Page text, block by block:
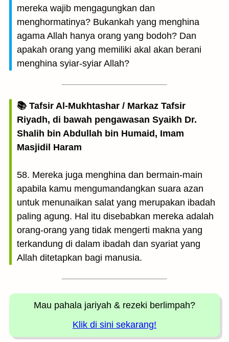
mereka wajib mengagungkan dan
menghormatinya? Bukankah yang menghina
agama Allah hanya orang yang bodoh? Dan
apakah orang yang memiliki akal akan berani
menghina syiar-syiar Allah?
📚 Tafsir Al-Mukhtashar / Markaz Tafsir
Riyadh, di bawah pengawasan Syaikh Dr.
Shalih bin Abdullah bin Humaid, Imam
Masjidil Haram
58. Mereka juga menghina dan bermain-main
apabila kamu mengumandangkan suara azan
untuk menunaikan salat yang merupakan ibadah
paling agung. Hal itu disebabkan mereka adalah
orang-orang yang tidak mengerti makna yang
terkandung di dalam ibadah dan syariat yang
Allah ditetapkan bagi manusia.
Mau pahala jariyah & rezeki berlimpah?
Klik di sini sekarang!